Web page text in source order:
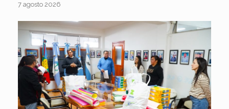
7 agosto 2026